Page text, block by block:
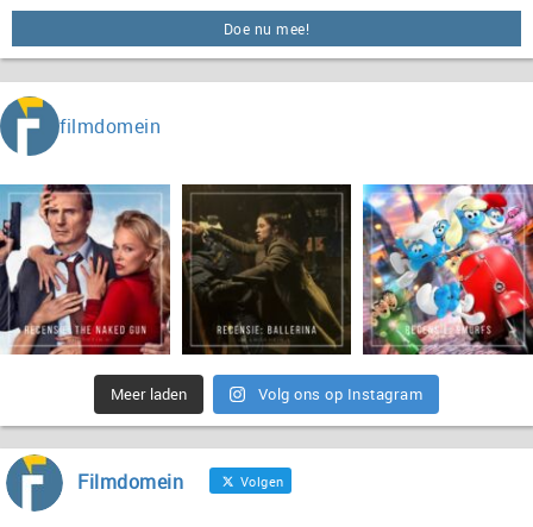
Doe nu mee!
filmdomein
Meer laden Volg ons op Instagram
Filmdomein Volgen